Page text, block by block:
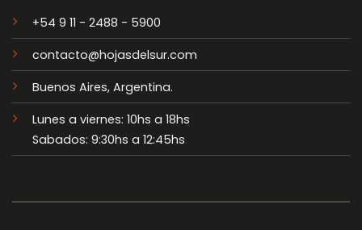
+54 9 11 - 2488 - 5900
contacto@hojasdelsur.com
Buenos Aires, Argentina.
Lunes a viernes: 10hs a 18hs
Sabados: 9:30hs a 12:45hs